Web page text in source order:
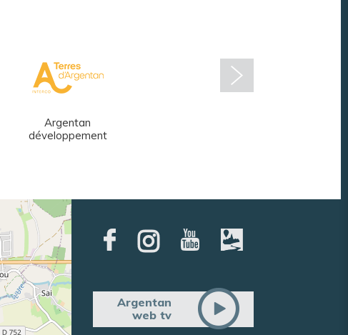
Argentan
développement
Argentan
web tv